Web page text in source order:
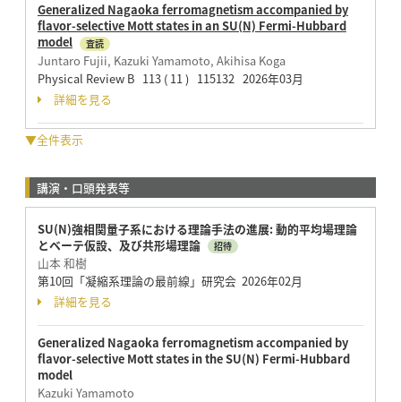
Generalized Nagaoka ferromagnetism accompanied by
flavor-selective Mott states in an SU(N) Fermi-Hubbard
model
査読
Juntaro Fujii, Kazuki Yamamoto, Akihisa Koga
Physical Review B 113 ( 11 ) 115132 2026年03月
詳細を見る
▼全件表示
講演・口頭発表等
SU(N)強相関量子系における理論手法の進展: 動的平均場理論
とベーテ仮設、及び共形場理論
招待
山本 和樹
第10回「凝縮系理論の最前線」研究会 2026年02月
詳細を見る
Generalized Nagaoka ferromagnetism accompanied by
flavor-selective Mott states in the SU(N) Fermi-Hubbard
model
Kazuki Yamamoto